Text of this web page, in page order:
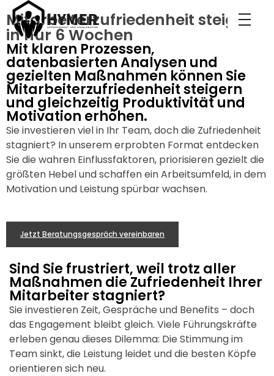
Hymer Acceleration
Roman Hymer
Mitarbeiterzufriedenheit steigern
in nur 6 Wochen
Mit klaren Prozessen,
datenbasierten Analysen und
gezielten Maßnahmen können Sie
Mitarbeiterzufriedenheit steigern
und gleichzeitig Produktivität und
Motivation erhöhen.
Sie investieren viel in Ihr Team, doch die Zufriedenheit
stagniert? In unserem erprobten Format entdecken
Sie die wahren Einflussfaktoren, priorisieren gezielt die
größten Hebel und schaffen ein Arbeitsumfeld, in dem
Motivation und Leistung spürbar wachsen.
Jetzt Beratungsgespräch vereinbaren
Sind Sie frustriert, weil trotz aller
Maßnahmen die Zufriedenheit Ihrer
Mitarbeiter stagniert?
Sie investieren Zeit, Gespräche und Benefits – doch
das Engagement bleibt gleich. Viele Führungskräfte
erleben genau dieses Dilemma: Die Stimmung im
Team sinkt, die Leistung leidet und die besten Köpfe
orientieren sich neu.